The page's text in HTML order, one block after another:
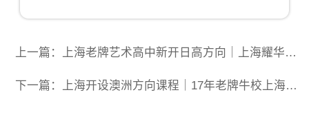
上一篇：上海老牌艺术高中新开日高方向｜上海耀华古北校区
下一篇：上海开设澳洲方向课程｜17年老牌牛校上海澳大利亚国际高中2026启动招生！